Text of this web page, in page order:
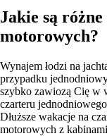
Jakie są
motorowych?
Wynajem łodzi na
przypadku
szybko zawiozą Cię w
czarteru
Dłuższe wakacje na
motorowych z